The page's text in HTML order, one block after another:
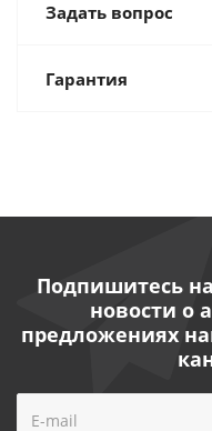
Задать вопрос
Гарантия
Подпишитесь
новости о
предложениях